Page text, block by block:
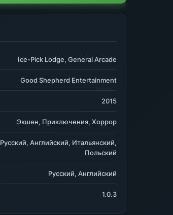
Ice-Pick Lodge, General Arcade
Good Shepherd Entertainment
2015
Экшен, Приключения, Хоррор
Русский, Английский, Итальянский,
Польский
Русский, Английский
1.0.3